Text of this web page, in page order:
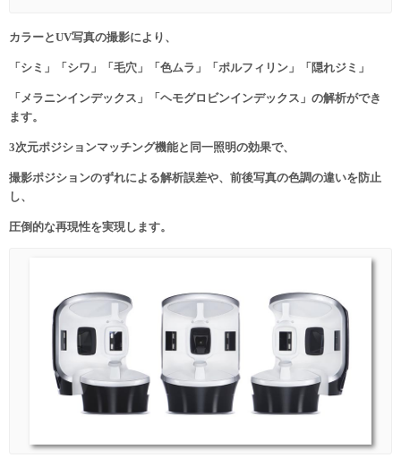
カラーとUV写真の撮影により、
「シミ」「シワ」「毛穴」「色ムラ」「ポルフィリン」「隠れジミ」
「メラニンインデックス」「ヘモグロビンインデックス」の解析ができ
ます。
3次元ポジションマッチング機能と同一照明の効果で、
撮影ポジションのずれによる解析誤差や、前後写真の色調の違いを防止
し、
圧倒的な再現性を実現します。